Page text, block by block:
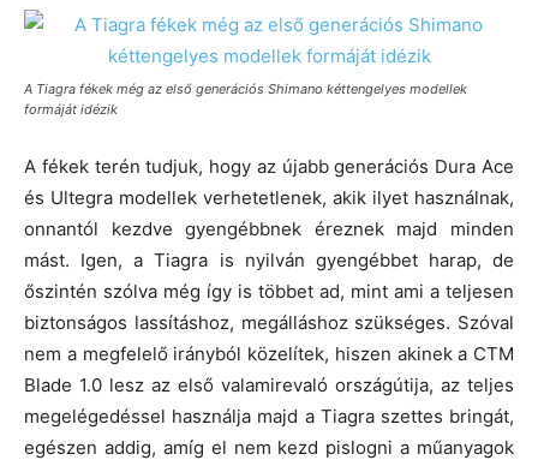
A Tiagra fékek még az első generációs Shimano kéttengelyes modellek
formáját idézik
A fékek terén tudjuk, hogy az újabb generációs Dura Ace
és Ultegra modellek verhetetlenek, akik ilyet használnak,
onnantól kezdve gyengébbnek éreznek majd minden
mást. Igen, a Tiagra is nyilván gyengébbet harap, de
őszintén szólva még így is többet ad, mint ami a teljesen
biztonságos lassításhoz, megálláshoz szükséges. Szóval
nem a megfelelő irányból közelítek, hiszen akinek a CTM
Blade 1.0 lesz az első valamirevaló országútija, az teljes
megelégedéssel használja majd a Tiagra szettes bringát,
egészen addig, amíg el nem kezd pislogni a műanyagok